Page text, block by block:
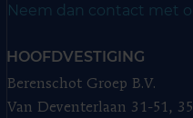
Neem dan contact met
HOOFDVESTIGING
Berenschot Groep B.V.
Van Deventerlaan 31-51,